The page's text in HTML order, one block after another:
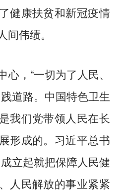
健康扶贫和新冠疫情
伟绩。
，“一切为了人民、
道路。中国特色卫生
我们党带领人民在长
形成的。习近平总书
立起就把保障人民健
人民解放的事业紧紧